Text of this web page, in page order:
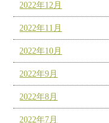
2022年12月
2022年11月
2022年10月
2022年9月
2022年8月
2022年7月